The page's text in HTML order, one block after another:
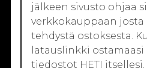
jälkeen sivusto ohjaa
verkkokauppaan
tehdystä ostoksesta.
latauslinkki
tiedostot HETI itsellesi.